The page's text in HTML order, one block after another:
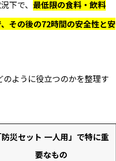
下で、 最低限の食料・飲料
その後の72時間の安全性と安
ように役立つのかを整理す
防災セット 一人用」で特に重
要なもの